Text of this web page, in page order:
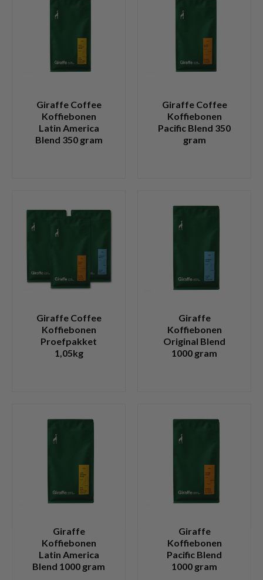
Giraffe Coffee
Koffiebonen
Latin America
Blend 350 gram
Giraffe Coffee
Koffiebonen
Pacific Blend 350
gram
Giraffe Coffee
Koffiebonen
Proefpakket
1,05kg
Giraffe
Koffiebonen
Original Blend
1000 gram
Giraffe
Koffiebonen
Latin America
Blend 1000 gram
Giraffe
Koffiebonen
Pacific Blend
1000 gram